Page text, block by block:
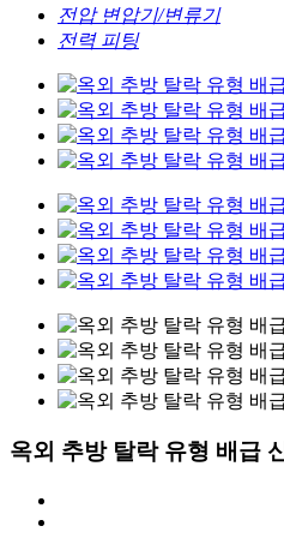
전압 변압기/변류기
전력 피팅
옥외 추방 탈락 유형 배급